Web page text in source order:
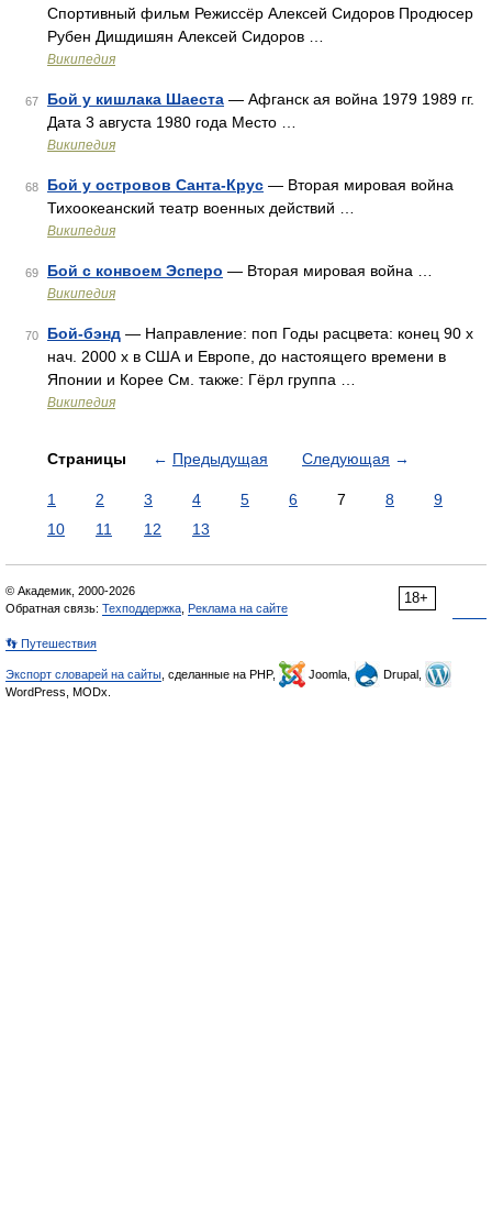
Спортивный фильм Режиссёр Алексей Сидоров Продюсер
Рубен Дишдишян Алексей Сидоров …
Википедия
67 Бой у кишлака Шаеста — Афганск ая война 1979 1989 гг.
Дата 3 августа 1980 года Место …
Википедия
68 Бой у островов Санта-Крус — Вторая мировая война
Тихоокеанский театр военных действий …
Википедия
69 Бой с конвоем Эсперо — Вторая мировая война …
Википедия
70 Бой-бэнд — Направление: поп Годы расцвета: конец 90 х
нач. 2000 х в США и Европе, до настоящего времени в
Японии и Корее См. также: Гёрл группа …
Википедия
Страницы ← Предыдущая Следующая →
1 2 3 4 5 6 7 8
9
10
11 12 13
18+
© Академик, 2000-2026
Обратная связь: Техподдержка Реклама на сайте
👣 Путешествия
Экспорт словарей на сайты , сделанные на PHP, Joomla,
Drupal,
WordPress, MODx.